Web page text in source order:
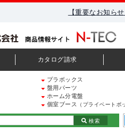
【重要なお知ら
カタログ請求
プラボックス
盤用パーツ
ホーム分電盤
個室ブース （プライベートボ
検索